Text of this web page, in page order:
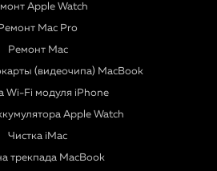
Apple Watch
Ремонт Mac Pro
Ремонт Mac
(видеочипа) MacBook
Wi-Fi модуля iPhone
Apple Watch
Чистка iMac
трекпада MacBook